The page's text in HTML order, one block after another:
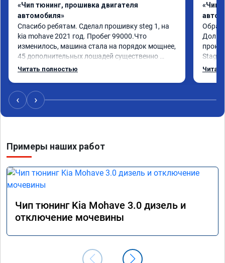
«Чип тюнинг, прошивка двигателя
автомобиля»
Спасибо ребятам. Сделал прошивку steg 1, на
kia mohave 2021 год. Пробег 99000.Что
изменилось, машина стала на порядок мощнее,
45 дополнительных лошадей существенно
чувствуется и соответственно крутящего
12-12.5. Коробка перестала подпинывать при
наборе скорости. Педаль газа более
отзывчевее. В целом, я очень доволен.!
Читать полностью
«Чип
Долго
Stage
с
‹ ›
Примеры наших работ
Чип тюнинг Kia Mohave 3.0 дизель и
отключение мочевины